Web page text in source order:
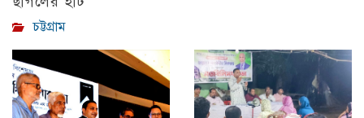
চট্টগ্রাম